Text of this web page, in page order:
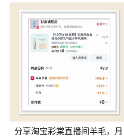
分享淘宝彩棠直播间羊毛，月